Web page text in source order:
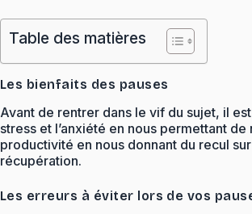
Table des matières
Les bienfaits des pauses
Avant de rentrer dans le vif du sujet, il
stress et l’anxiété en nous permettant
productivité en nous donnant du recul
récupération.
Les erreurs à éviter lors de vos